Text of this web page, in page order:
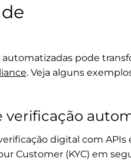
automatizadas pode
. Veja alguns
digital com APIs
Customer (KYC) em